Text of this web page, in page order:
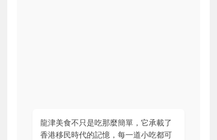
龍津美食不只是吃那麼簡單，它承載了
香港移民時代的記憶，每一道小吃都可